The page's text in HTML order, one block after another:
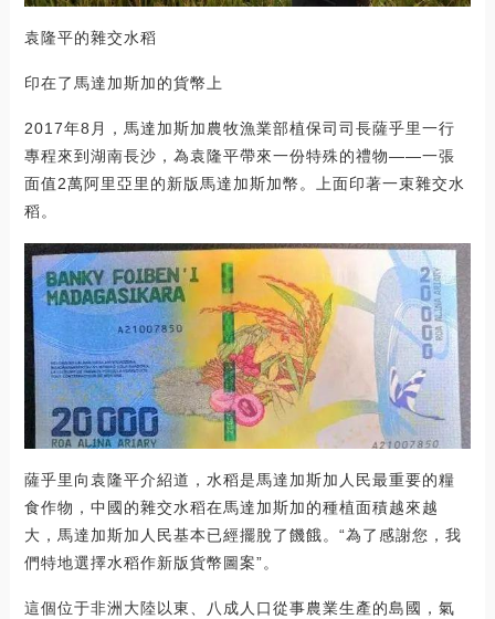
袁隆平的雜交水稻
印在了馬達加斯加的貨幣上
2017年8月，馬達加斯加農牧漁業部植保司司長薩乎里一行
專程來到湖南長沙，為袁隆平帶來一份特殊的禮物——一張
面值2萬阿里亞里的新版馬達加斯加幣。上面印著一束雜交水
稻。
薩乎里向袁隆平介紹道，水稻是馬達加斯加人民最重要的糧
食作物，中國的雜交水稻在馬達加斯加的種植面積越來越
大，馬達加斯加人民基本已經擺脫了饑餓。“為了感謝您，我
們特地選擇水稻作新版貨幣圖案”。
這個位于非洲大陸以東、八成人口從事農業生產的島國，氣